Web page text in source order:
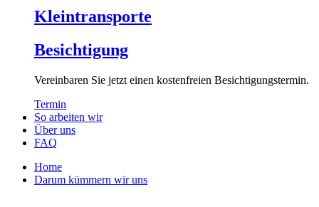
Kleintransporte
Besichtigung
Vereinbaren Sie jetzt einen kostenfreien Besichtigungstermin.
Termin
So arbeiten wir
Über uns
FAQ
Home
Darum kümmern wir uns